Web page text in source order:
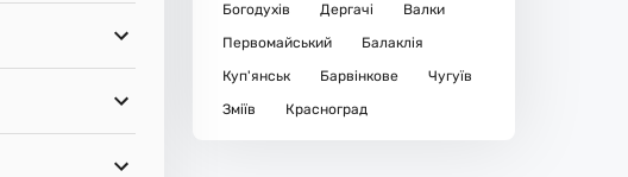
Богодухів
Дергачі
Валки
Первомайський
Балаклія
Куп'янськ
Барвінкове
Чугуїв
Зміїв
Красноград